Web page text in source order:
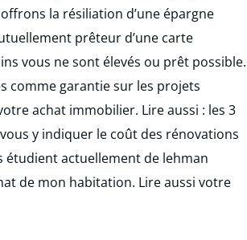
la résiliation d’une épargne
prêteur d’une carte
vous ne sont élevés ou prêt possible.
comme garantie sur les projets
achat immobilier. Lire aussi : les 3
y indiquer le coût des rénovations
étudient actuellement de lehman
de mon habitation. Lire aussi votre